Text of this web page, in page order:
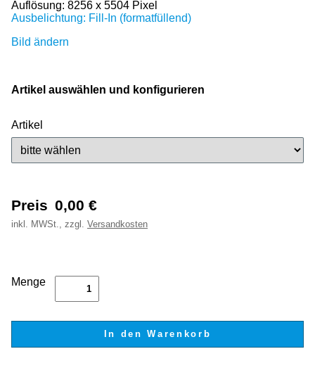
Auflösung: 8256 x 5504 Pixel
Ausbelichtung: Fill-In (formatfüllend)
Bild ändern
Artikel auswählen und konfigurieren
Artikel
Preis 0,00 €
inkl. MWSt., zzgl. Versandkosten
Menge